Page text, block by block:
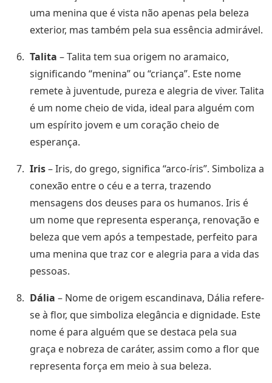
uma menina que é vista não apenas pela beleza
exterior, mas também pela sua essência admirável.
Talita – Talita tem sua origem no aramaico,
significando “menina” ou “criança”. Este nome
remete à juventude, pureza e alegria de viver. Talita
é um nome cheio de vida, ideal para alguém com
um espírito jovem e um coração cheio de
esperança.
Iris– Iris, do grego, significa “arco-íris”. Simboliza a
conexão entre o céu e a terra, trazendo
mensagens dos deuses para os humanos. Iris é
um nome que representa esperança, renovação e
beleza que vem após a tempestade, perfeito para
uma menina que traz cor e alegria para a vida das
pessoas.
Dália – Nome de origem escandinava, Dália refere-
se à flor, que simboliza elegância e dignidade. Este
nome é para alguém que se destaca pela sua
graça e nobreza de caráter, assim como a flor que
representa força em meio à sua beleza.